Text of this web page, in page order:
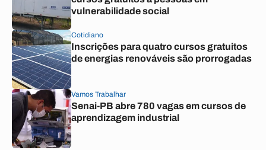
vulnerabilidade social
Cotidiano
Inscrições para quatro cursos gratuitos
de energias renováveis são prorrogadas
Vamos Trabalhar
Senai-PB abre 780 vagas em cursos de
aprendizagem industrial